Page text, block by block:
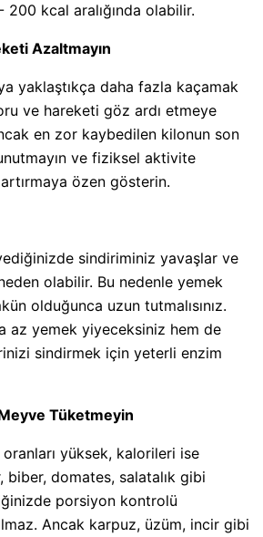
kcal aralığında olabilir.
Azaltmayın
yaklaştıkça daha fazla kaçamak
ve hareketi göz ardı etmeye
en zor kaybedilen kilonun son
ve fiziksel aktivite
özen gösterin.
sindiriminiz yavaşlar ve
olabilir. Bu nedenle yemek
olduğunca uzun tutmalısınız.
az yemek yiyeceksiniz hem de
sindirmek için yeterli enzim
Tüketmeyin
yüksek, kalorileri ise
biber, domates, salatalık gibi
porsiyon kontrolü
Ancak karpuz, üzüm, incir gibi